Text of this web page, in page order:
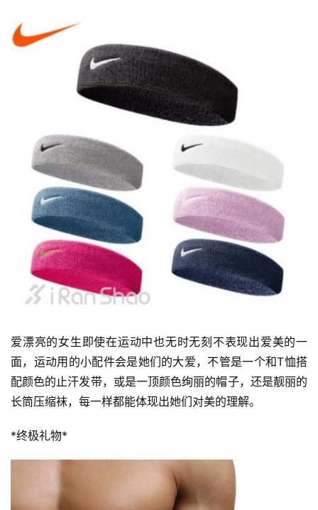
爱漂亮的女生即使在运动中也无时无刻不表现出爱美的一
面，运动用的小配件会是她们的大爱，不管是一个和T恤搭
配颜色的止汗发带，或是一顶颜色绚丽的帽子，还是靓丽的
长筒压缩袜，每一样都能体现出她们对美的理解。
*终极礼物*